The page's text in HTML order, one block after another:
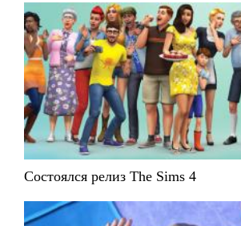
Состоялся релиз The Sims 4